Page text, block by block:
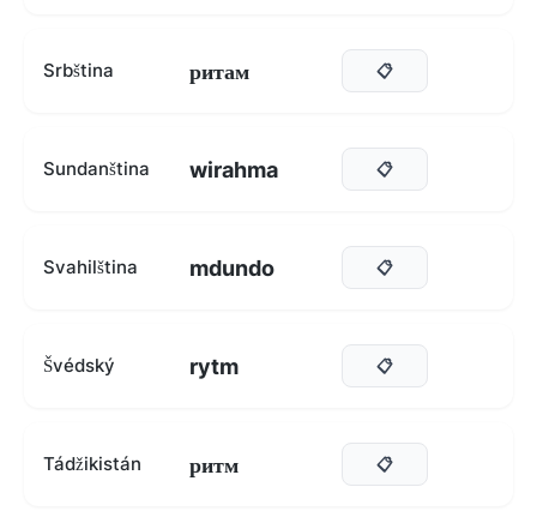
Srbština ритам 📋
Sundanština wirahma 📋
Svahilština mdundo 📋
Švédský rytm 📋
Tádžikistán ритм 📋